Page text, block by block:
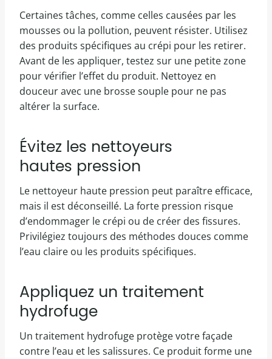
Certaines tâches, comme celles causées par les
mousses ou la pollution, peuvent résister. Utilisez
des produits spécifiques au crépi pour les retirer.
Avant de les appliquer, testez sur une petite zone
pour vérifier l’effet du produit. Nettoyez en
douceur avec une brosse souple pour ne pas
altérer la surface.
Évitez les nettoyeurs
hautes pression
Le nettoyeur haute pression peut paraître efficace,
mais il est déconseillé. La forte pression risque
d’endommager le crépi ou de créer des fissures.
Privilégiez toujours des méthodes douces comme
l’eau claire ou les produits spécifiques.
Appliquez un traitement
hydrofuge
Un traitement hydrofuge protège votre façade
contre l’eau et les salissures. Ce produit forme une